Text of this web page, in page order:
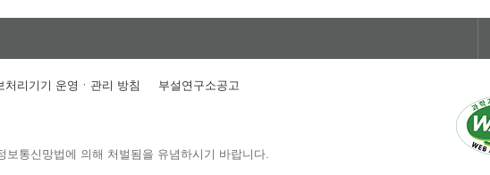
처리기기 운영ㆍ관리 방침 부설연구소공고
통신망법에 의해 처벌됨을 유념하시기 바랍니다.